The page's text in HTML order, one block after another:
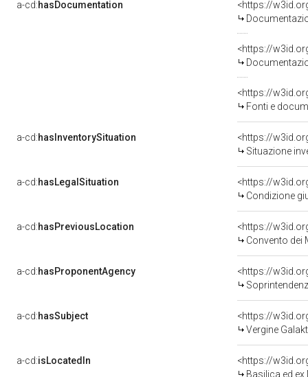
a-cd:hasDocumentation
<https://
Fonti e
a-cd:hasInventorySituation
<https://
Situazione
a-cd:hasLegalSituation
<https://
Condizione
a-cd:hasPreviousLocation
<https://
Convento dei
a-cd:hasProponentAgency
<https://
Soprintendenza
a-cd:hasSubject
<https://
Vergine
a-cd:isLocatedIn
<https://
Basilica ed